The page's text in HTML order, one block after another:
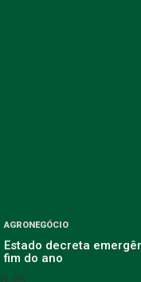
AGRONEGÓCIO
Estado decreta
fim do ano